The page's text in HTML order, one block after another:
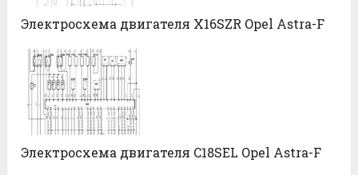
Электросхема двигателя X16SZR Opel Astra-F
Электросхема двигателя C18SEL Opel Astra-F